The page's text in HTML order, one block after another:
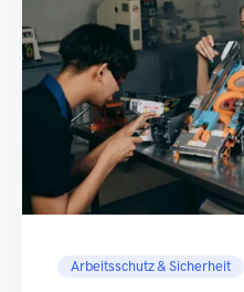
Arbeitsschutz & Sicherheit